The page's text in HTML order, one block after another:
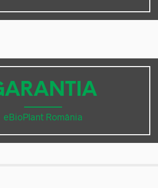
eBioPlant România